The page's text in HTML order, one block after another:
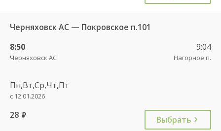
Черняховск АС — Покровское п.101
8:50
Черняховск АС
9:04
Нагорное п.
Пн,Вт,Ср,Чт,Пт
с 12.01.2026
28 руб. Выбрать